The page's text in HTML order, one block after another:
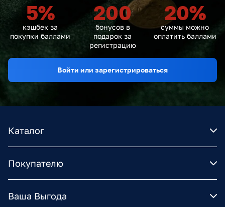
5%
кэшбек за
покупки баллами
200
бонусов в
подарок за
регистрацию
20%
суммы можно
оплатить баллами
Войти или зарегистрироваться
Каталог
Покупателю
Ваша Выгода